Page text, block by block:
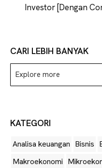
Investor [Dengan
CARI LEBIH BANYAK
Explore
more
KATEGORI
Analisa keuangan Bisnis
Makroekonomi